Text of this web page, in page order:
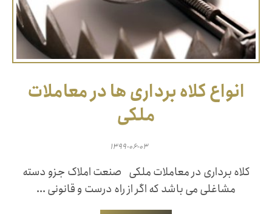
انواع کلاه برداری ها در معاملات
ملکی
۱۳۹۹-۰۶-۰۳
کلاه برداری در معاملات ملکی صنعت املاک جزو دسته
مشاغلی می باشد که اگر از راه درست و قانونی ...